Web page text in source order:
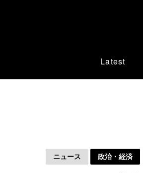
Latest
ニュース 政治・経済